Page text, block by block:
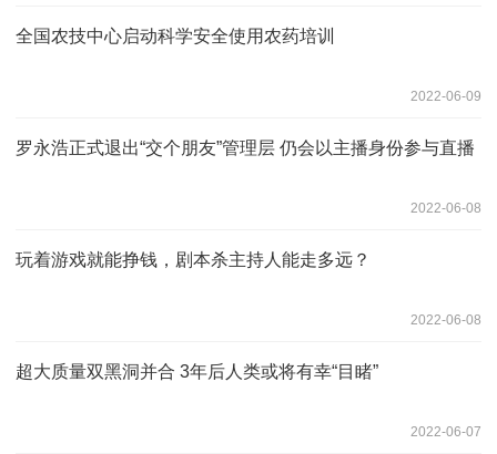
全国农技中心启动科学安全使用农药培训
2022-06-09
罗永浩正式退出“交个朋友”管理层 仍会以主播身份参与直播
2022-06-08
玩着游戏就能挣钱，剧本杀主持人能走多远？
2022-06-08
超大质量双黑洞并合 3年后人类或将有幸“目睹”
2022-06-07